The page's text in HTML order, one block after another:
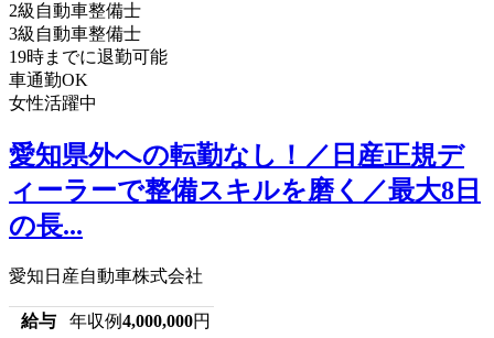
2級自動車整備士
3級自動車整備士
19時までに退勤可能
車通勤OK
女性活躍中
愛知県外への転勤なし！／日産正規デ
ィーラーで整備スキルを磨く／最大8日
の長...
愛知日産自動車株式会社
給与 年収例4,000,000円